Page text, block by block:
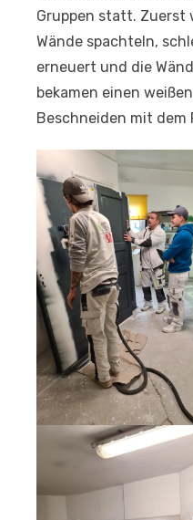
Gruppen statt. Zuerst
Wände spachteln,
erneuert und die
bekamen einen
Beschneiden mit dem